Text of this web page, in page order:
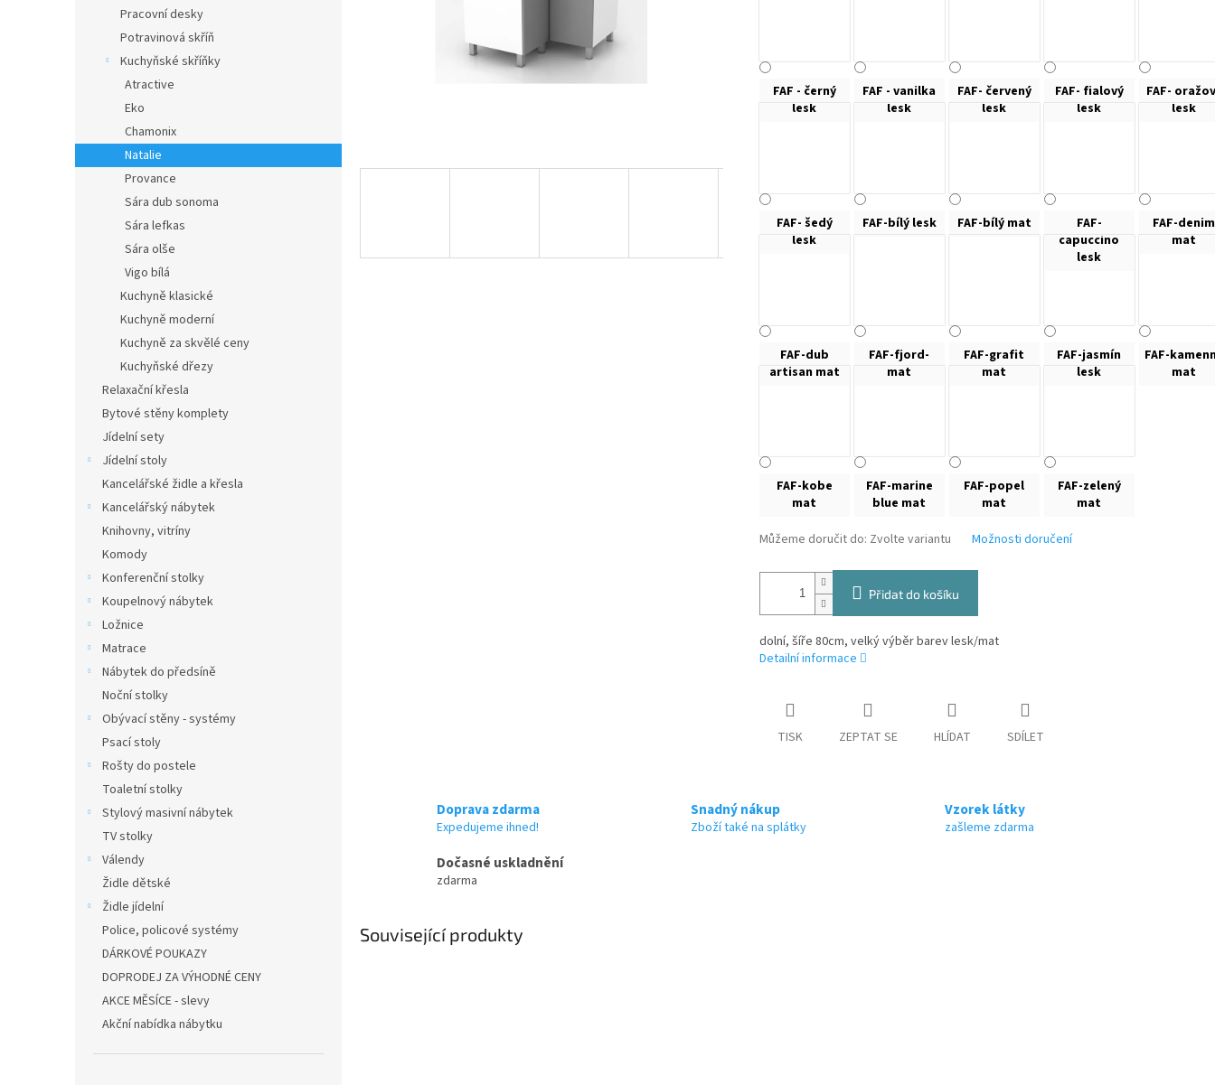
Pracovní desky
Potravinová skříň
Kuchyňské skříňky
Atractive
Eko
Chamonix
Natalie
Provance
Sára dub sonoma
Sára lefkas
Sára olše
Vigo bílá
Kuchyně klasické
Kuchyně moderní
Kuchyně za skvělé ceny
Kuchyňské dřezy
Relaxační křesla
Bytové stěny komplety
Jídelní sety
Jídelní stoly
Kancelářské židle a křesla
Kancelářský nábytek
Knihovny, vitríny
Komody
Konferenční stolky
Koupelnový nábytek
Ložnice
Matrace
Nábytek do předsíně
Noční stolky
Obývací stěny - systémy
Psací stoly
Rošty do postele
Toaletní stolky
Stylový masivní nábytek
TV stolky
Válendy
Židle dětské
Židle jídelní
Police, policové systémy
DÁRKOVÉ POUKAZY
DOPRODEJ ZA VÝHODNÉ CENY
AKCE MĚSÍCE - slevy
Akční nabídka nábytku
FAF - černý
lesk
FAF - vanilka
lesk
FAF- červený
lesk
FAF- fialový
lesk
FAF-
lesk
FAF- šedý
lesk
FAF-bílý lesk FAF-bílý mat
FAF-
capuccino
lesk
FAF-denim
mat
FAF-dub
artisan mat
FAF-fjord-
mat
FAF-grafit
mat
FAF-jasmín
lesk
FAF-
mat
FAF-kobe
mat
FAF-marine
blue mat
FAF-popel
mat
FAF-zelený
mat
Můžeme doručit do: Zvolte variantu Možnosti doručení
Přidat do košíku
dolní, šíře 80cm, velký výběr barev lesk/mat
Detailní informace
TISK ZEPTAT SE HLÍDAT SDÍLET
Doprava zdarma
Expedujeme ihned!
Snadný nákup
Zboží také na splátky
Vzorek látky
zašleme zdarma
Dočasné uskladnění
zdarma
Související produkty